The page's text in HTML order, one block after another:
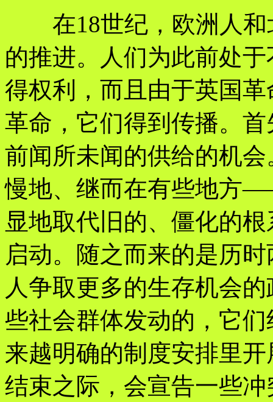
在18世纪，欧洲人和
的推进。人们为此前处
得权利，而且由于英国
革命，它们得到传播。
前闻所未闻的供给的机
慢地、继而在有些地方
显地取代旧的、僵化的
启动。随之而来的是历
人争取更多的生存机会
些社会群体发动的，它
来越明确的制度安排里
结束之际，会宣告一些